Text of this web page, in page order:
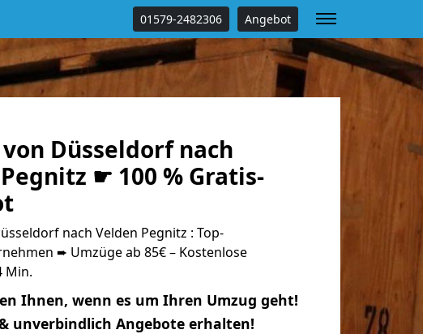
01579-2482306 Angebot
Düsseldorf nach
☛ 100 % Gratis-
nach Velden Pegnitz : Top-
➨ Umzüge ab 85€ – Kostenlose
Min.
Ihnen, wenn es um Ihren Umzug geht!
unverbindlich Angebote erhalten!